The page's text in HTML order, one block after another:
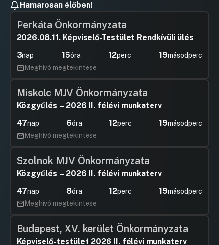
Hamarosan élőben!
Perkáta Önkormányzata
2026.08.11. Képviselő-Testület Rendkívüli ülés
3nap 16óra 12perc 18másodperc
Meghívó megtekintése
Miskolc MJV Önkormányzata
Közgyűlés – 2026 II. félévi munkaterv
47nap 6óra 12perc 18másodperc
Meghívó megtekintése
Szolnok MJV Önkormányzata
Közgyűlés – 2026 II. félévi munkaterv
47nap 8óra 12perc 18másodperc
Meghívó megtekintése
Budapest, XV. kerület Önkormányzata
Képviselő-testület 2026 II. félévi munkaterv